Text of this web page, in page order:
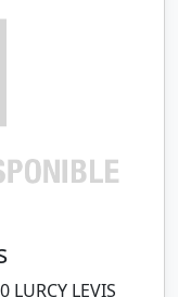
LEVIS